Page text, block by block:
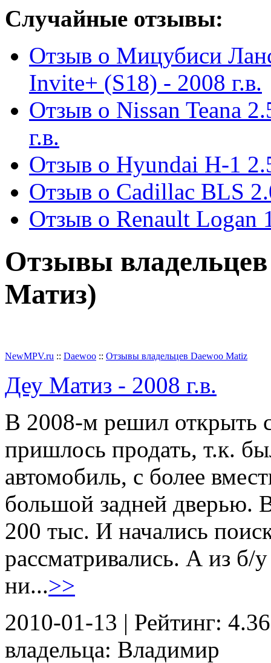
Случайные отзывы:
Отзыв о Мицубиси
Invite+ (S18) - 2008 г.в.
Отзыв о Nissan Teana
г.в.
Отзыв о Hyundai H-1
Отзыв о Cadillac BLS
Отзыв о Renault Logan
Отзывы
Матиз)
NewMPV.ru :: Daewoo :: Отзывы владельцев Daewoo Matiz
Деу Матиз - 2008 г.в.
В 2008-м решил открыть
пришлось продать, т.к.
автомобиль, с более
большой задней дверью.
200 тыс. И начались
рассматривались. А из б/
ни...>>
2010-01-13 | Рейтинг:
владельца: Владимир